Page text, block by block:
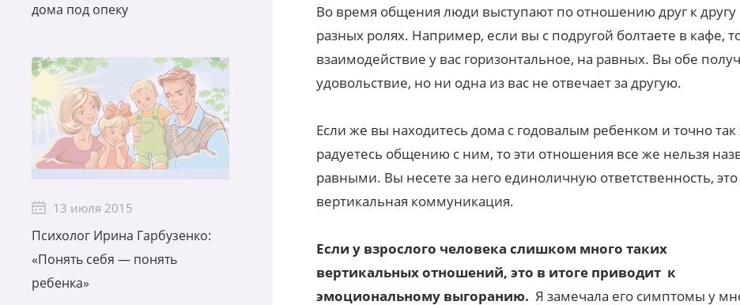
дома под опеку
13 июля 2015
Психолог Ирина Гарбузенко:
«Понять себя — понять
ребенка»
Во время общения люди выступают по отношению друг к другу
разных ролях. Например, если вы с подругой болтаете в кафе,
взаимодействие у вас горизонтальное, на равных. Вы обе
удовольствие, но ни одна из вас не отвечает за другую.
Если же вы находитесь дома с годовалым ребенком и точно
радуетесь общению с ним, то эти отношения все же нельзя
равными. Вы несете за него единоличную ответственность, это
вертикальная коммуникация.
Если у взрослого человека слишком много таких
вертикальных отношений, это в итоге приводит к
эмоциональному выгоранию. Я замечала его симптомы у